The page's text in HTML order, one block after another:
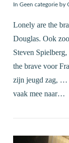
In Geen categorieby
Lonely are the
Douglas. Ook
Steven
the brave voor
zijn jeugd zag, …
vaak mee naar…